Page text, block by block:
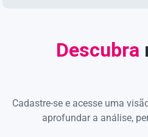
Descubra
Cadastre-se e acesse uma
aprofundar a análise,